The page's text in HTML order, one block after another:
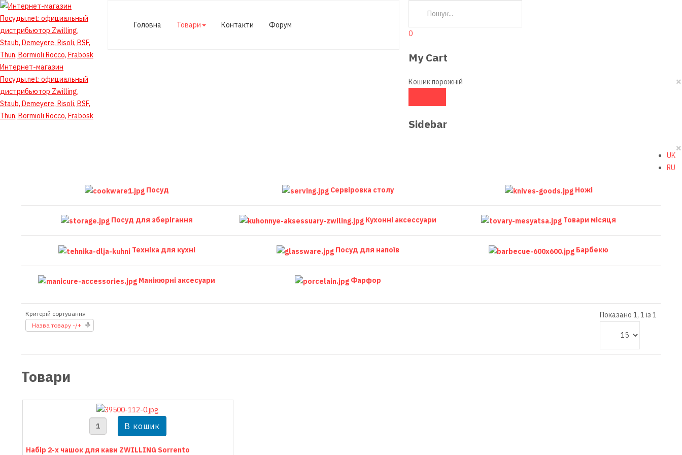
Интернет-магазин
Посуды.net: официальный
дистрибьютор Zwilling,
Staub, Demeyere, Risoli, BSF,
Thun, Bormioli Rocco, Frabosk
Головна Товари Контакти
Форум
0
My Cart
×
Кошик порожній
Sidebar
×
UK
RU
Посуд Сервіровка столу Ножі
Посуд для зберігання Кухонні аксесcуари Товари місяця
Техніка для кухні Посуд для напоїв Барбекю
Манікюрні аксесуари Фарфор
Критерій сортування
Назва товару -/+
Показано 1, 1 із 1
Товари
Набір 2-х чашок для кави ZWILLING Sorrento